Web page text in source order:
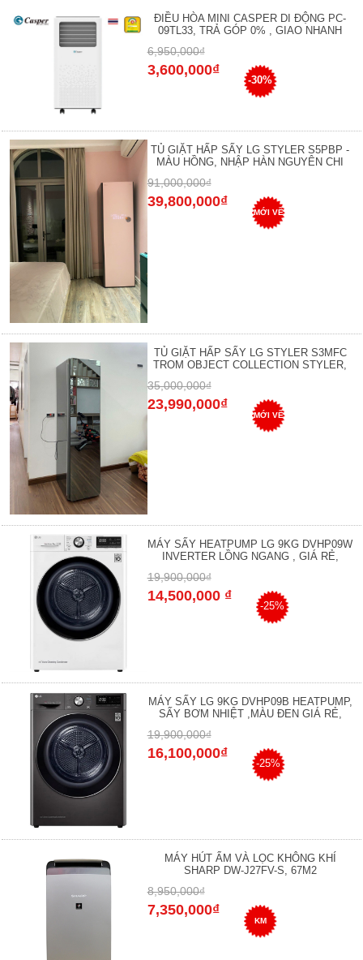
ĐIỀU HÒA MINI CASPER DI ĐỘNG PC-
09TL33, TRẢ GÓP 0% , GIAO NHANH
6,950,000₫
3,600,000₫
-30%
TỦ GIẶT HẤP SẤY LG STYLER S5PBP -
MÀU HỒNG, NHẬP HÀN NGUYÊN CHI
91,000,000₫
39,800,000₫
MỚI VỀ
TỦ GIẶT HẤP SẤY LG STYLER S3MFC
TROM OBJECT COLLECTION STYLER,
35,000,000₫
23,990,000₫
MỚI VỀ
MÁY SẤY HEATPUMP LG 9KG DVHP09W
INVERTER LỒNG NGANG , GIÁ RẺ,
19,900,000₫
14,500,000 ₫
-25%
MÁY SẤY LG 9KG DVHP09B HEATPUMP,
SẤY BƠM NHIỆT ,MÀU ĐEN GIÁ RẺ,
19,900,000₫
16,100,000₫
-25%
MÁY HÚT ẨM VÀ LỌC KHÔNG KHÍ
SHARP DW-J27FV-S, 67M2
8,950,000₫
7,350,000₫
KM